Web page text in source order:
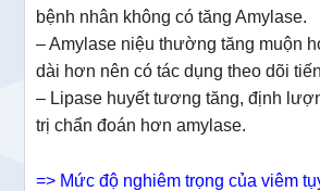
bệnh nhân không có tăng Amylase.
– Amylase niệu thường tăng muộn
dài hơn nên có tác dụng theo dõi
– Lipase huyết tương tăng, định
trị chẩn đoán hơn amylase.
=> Mức độ nghiêm trọng của viêm